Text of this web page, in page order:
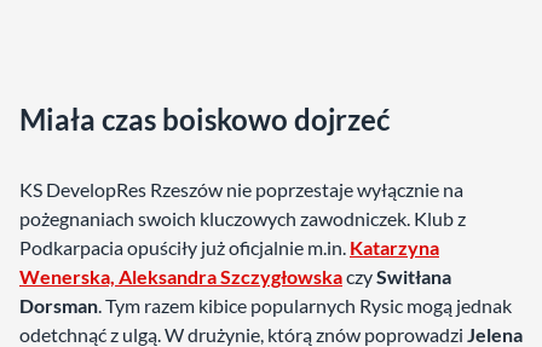
Miała czas boiskowo dojrzeć
KS DevelopRes Rzeszów nie poprzestaje wyłącznie na
pożegnaniach swoich kluczowych zawodniczek. Klub z
Podkarpacia opuściły już oficjalnie m.in. Katarzyna
Wenerska, Aleksandra SzczygłowskaczySwitłana
Dorsman. Tym razem kibice popularnych Rysic mogą jednak
odetchnąć z ulgą. W drużynie, którą znów poprowadzi Jelena